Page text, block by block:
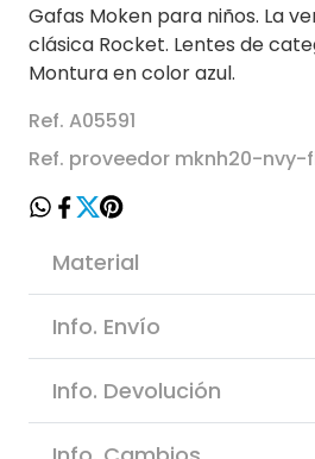
Gafas Moken para niños. La
clásica Rocket. Lentes de
Montura en color azul.
Ref. A05591
Ref. proveedor mknh20-nvy-
Material
Info. Envío
Info. Devolución